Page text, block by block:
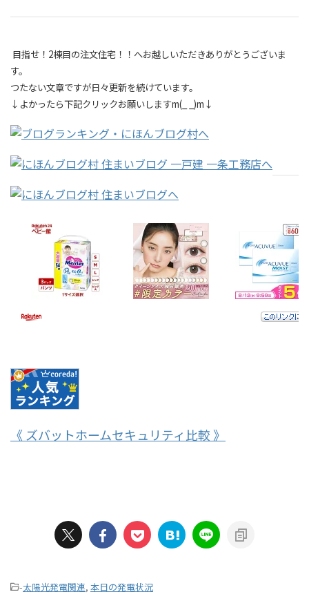
目指せ！2棟目の注文住宅！！へお越しいただきありがとうございま
す。
つたない文章ですが日々更新を続けています。
↓よかったら下記クリックお願いしますm(_ _)m↓
《 ズバットホームセキュリティ比較 》
-太陽光発電関連, 本日の発電状況